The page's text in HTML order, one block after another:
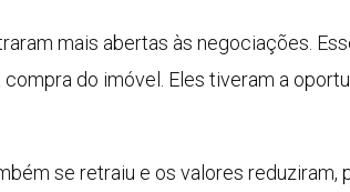
mais abertas às negociações.
do imóvel. Eles tiveram a
se retraiu e os valores reduziram,